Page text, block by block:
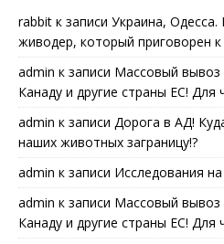
rabbit к записи Украина,
живодер, который приговорен
admin к записи Массовый
Канаду и другие страны ЕС! Для
admin к записи Дорога в АД!
наших животных заграницу!?
admin к записи Исследования
admin к записи Массовый
Канаду и другие страны ЕС! Для